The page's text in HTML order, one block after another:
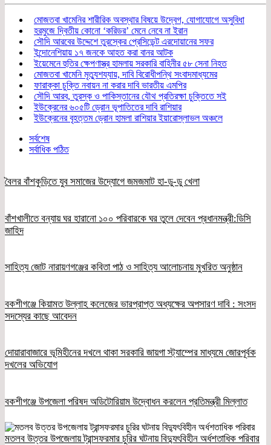
মোজতবা খামেনির শারীরিক অবস্থার বিষয়ে উদ্বেগ, যোগাযোগে অসুবিধা
হরমুজে দ্বিতীয় কোনো ‘করিডর’ মেনে নেবে না ইরান
সৌদি আরবের উদ্দেশে তুরস্কের প্রেসিডেন্ট এরদোয়ানের সফর
ইন্দোনেশিয়ায় ১৭ জনকে আহত করা বানর আটক
ইয়েমেনে হুতির ক্ষেপণাস্ত্র হামলায় সরকারি বাহিনীর ৫৮ সেনা নিহত
মোজতবা খামেনি মৃত্যুশয্যায়, দাবি বিরোধীপন্থি সংবাদমাধ্যমের
ফারাক্কা চুক্তি নবায়ন না করার দাবি ভারতীয় এমপির
সৌদি আরব, তুরস্ক ও পাকিস্তানের যৌথ প্রতিরক্ষা চুক্তিতে সই
ইউক্রেনের ৬০৫টি ড্রোন ভূপাতিতের দাবি রাশিয়ার
ইউক্রেনের বৃহত্তম ড্রোন হামলা রাশিয়ার ইয়ারোস্লাভল অঞ্চলে
সর্বশেষ
সর্বাধিক পঠিত
বৈলর বাঁশকুড়িতে যুব সমাজের উদ্যোগে জমজমাট হা-ডু-ডু খেলা
বাঁশখালীতে বন্যায় ঘর হারানো ১০০ পরিবারকে ঘর তুলে দেবেন প্রধানমন্ত্রী:ডিসি
জাহিদ
সাহিত্য জোট নারায়ণগঞ্জের কবিতা পাঠ ও সাহিত্য আলোচনায় মুখরিত অনুষ্ঠান
বকশীগঞ্জে কিয়ামত উল্লাহ কলেজের ভারপ্রাপ্ত অধ্যক্ষের অপসারণ দাবি : সংসদ
সদস্যের কাছে আবেদন
দোয়ারাবাজারে ভূমিহীনের দখলে থাকা সরকারি জায়গা স্ট্যাম্পের মাধ্যমে জোরপূর্বক
দখলের অভিযোগ
বকশীগঞ্জে উপজেলা পরিষদ অডিটোরিয়াম উদ্বোধন করলেন প্রতিমন্ত্রী মিল্লাত
মতলব উত্তর উপজেলায় ট্রান্সফরমার চুরির ঘটনায় বিদ্যুৎবিহীন অর্ধশতাধিক পরিবার